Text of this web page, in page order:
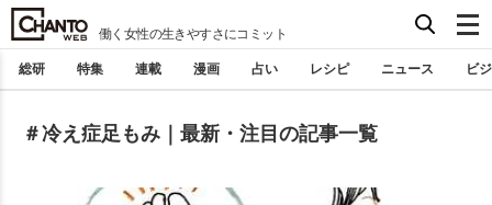
働く女性の生きやすさにコミット
総研 特集 連載 漫画 占い レシピ ニュース ビ
＃冷え症足もみ｜最新・注目の記事一覧